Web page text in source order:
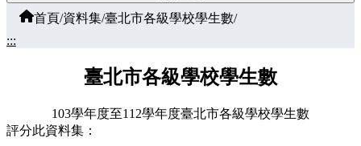
首頁/資料集/臺北市各級學校學生數/
:::
臺北市各級學校學生數
103學年度至112學年度臺北市各級學校學生數
評分此資料集：